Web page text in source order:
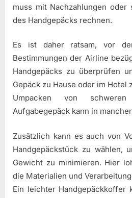
muss mit Nachzahlungen oder
des Handgepäcks rechnen.
Es ist daher ratsam, vor
Bestimmungen der Airline
Handgepäcks zu überprüfen
Gepäck zu Hause oder im Hotel
Umpacken von
Aufgabegepäck kann in
Zusätzlich kann es auch von
Handgepäckstück zu wählen,
Gewicht zu minimieren. Hier
die Materialien und
Ein leichter Handgepäckkoffer